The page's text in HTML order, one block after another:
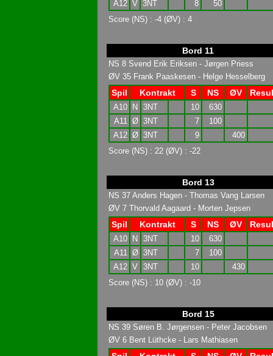
A12 V 3NT 8
50
Score (NS) : -4 (ØV) : 4
Bord 11
NS 8 Svend Erik Eriksen - Jørgen Priess
ØV 35 Frank Paaskesen - Helge Hesselberg
Spil Kontrakt S NS ØV
A10 N 3NT 10
630
A11 Ø 3NT 7
100
A12 Ø 3NT 9
400
Score (NS) : 22 (ØV) : -22
Bord 13
NS 37 Anders Hagen - Thomas Vang Larsen
ØV 7 Thorvald Aagaard - Morten Jepsen
Spil Kontrakt S NS ØV
A10 N 3NT 10
630
A11 Ø 3NT 7
100
A12 V 3NT 10
430
Score (NS) : 10 (ØV) : -10
Bord 15
NS 39 Søren B. Jørgensen - Peter Jacobsen
ØV 6 Bent Lüthcke - Lars Mathiasen